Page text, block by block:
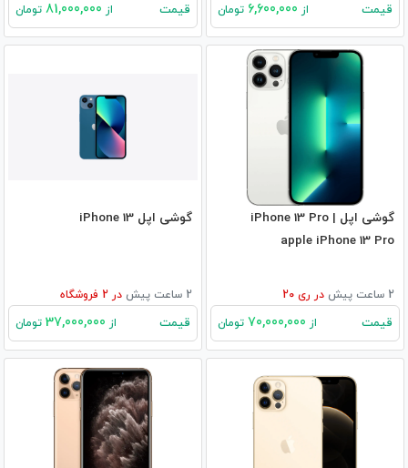
قیمت از تومان قیمت از تومان
گوشی اپل iPhone 13 Pro |
apple iPhone 13 Pro
2 ساعت پیش در ری 20
قیمت از تومان
گوشی اپل iPhone 13
2 ساعت پیش در فروشگاه
قیمت از تومان